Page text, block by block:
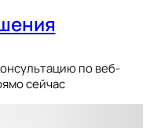
по веб-
сейчас